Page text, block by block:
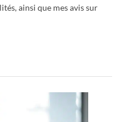
ainsi que mes avis sur